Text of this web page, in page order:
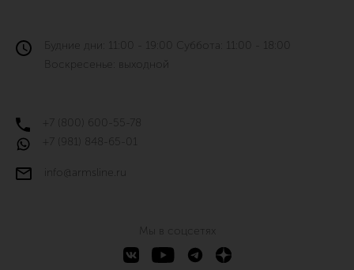
Будние дни: 11:00 - 19:00 Суббота: 11:00 - 18:00
Воскресенье: выходной
+7 (800) 600-55-78
+7 (981) 848-65-01
info@armsline.ru
Мы в соцсетях